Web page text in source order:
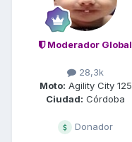
Moderador Global
28,3k
Moto: Agility City 125
Ciudad: Córdoba
Donador